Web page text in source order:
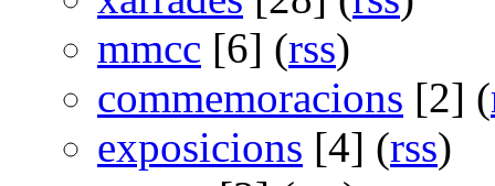
mmcc [6] (rss)
commemoracions [2] (
exposicions [4] (rss)